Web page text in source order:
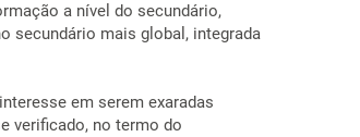
a nível do secundário,
secundário mais global, integrada
em serem exaradas
verificado, no termo do